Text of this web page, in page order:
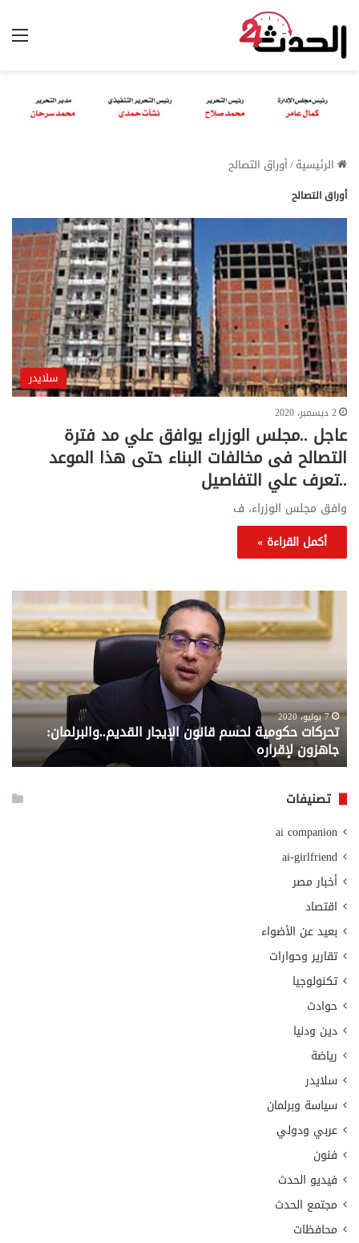
الرئيسية/أوراق التصالح
أوراق التصالح
سلايدر
2 ديسمبر، 2020
عاجل ..مجلس الوزراء يوافق علي مد فترة
التصالح فى مخالفات البناء حتى هذا الموعد
..تعرف علي التفاصيل
وافق مجلس الوزراء، ف
أكمل القراءة »
تحركات
حكومية
لحسم
قانون
القديم..والبرلمان:
جاهزون
لإقراره
7 يوليو، 2020
تحركات حكومية لحسم قانون الإيجار القديم..والبرلمان:
جاهزون لإقراره
..
من
تصنيفات
ai companion
ai-girlfriend
أخبار مصر
اقتصاد
بعيد عن الأضواء
تقارير وحوارات
تكنولوجيا
حوادث
دين ودنيا
رياضة
سلايدر
سياسة وبرلمان
عربي ودولي
فنون
فيديو الحدث
مجتمع الحدث
محافظات